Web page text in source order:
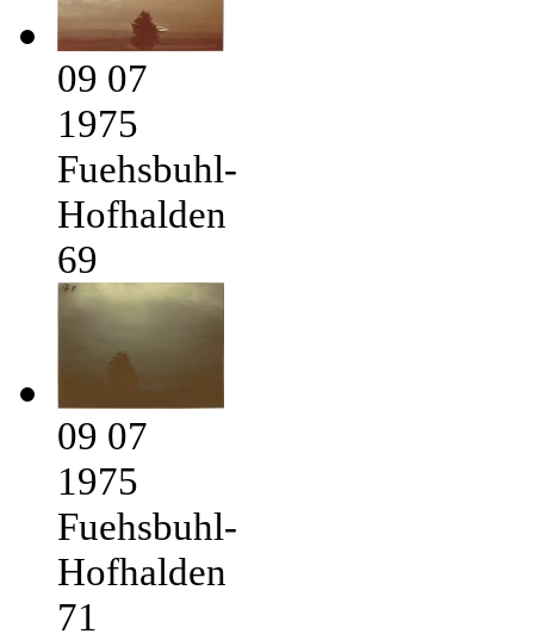
09 07
1975
Fuehsbuhl-
Hofhalden
69
09 07
1975
Fuehsbuhl-
Hofhalden
71